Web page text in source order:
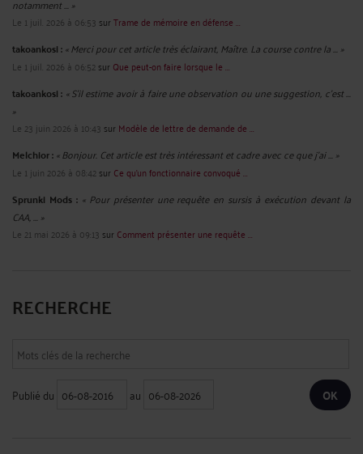
notamment ... »
Le 1 juil. 2026 à 06:53 surTrame de mémoire en défense ...
takoankosi :« Merci pour cet article très éclairant, Maître. La course contre la ... »
Le 1 juil. 2026 à 06:52sur Que peut-on faire lorsque le ...
takoankosi : « S’il estime avoir à faire une observation ou une suggestion, c’est ...
»
Le 23 juin 2026 à 10:43 sur Modèle de lettre de demande de ...
Melchior :« Bonjour. Cet article est très intéressant et cadre avec ce que j'ai ... »
Le 1 juin 2026 à 08:42sur Ce qu’un fonctionnaire convoqué ...
Sprunki Mods : « Pour présenter une requête en sursis à exécution devant la
CAA, ... »
Le 21 mai 2026 à 09:13 sur Comment présenter une requête ...
RECHERCHE
Publié du au